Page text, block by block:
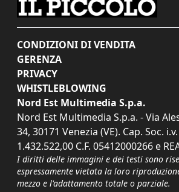
CONDIZIONI DI VENDITA
GERENZA
PRIVACY
WHISTLEBLOWING
Nord Est Multimedia S.p.a.
Nord Est Multimedia S.p.a. - Via
34, 30171 Venezia (VE). Cap. Soc.
1.432.522,00 C.F. 05412000266 e
I diritti delle immagini e dei testi sono
espressamente vietata la loro
mezzo e l'adattamento totale o parziale.